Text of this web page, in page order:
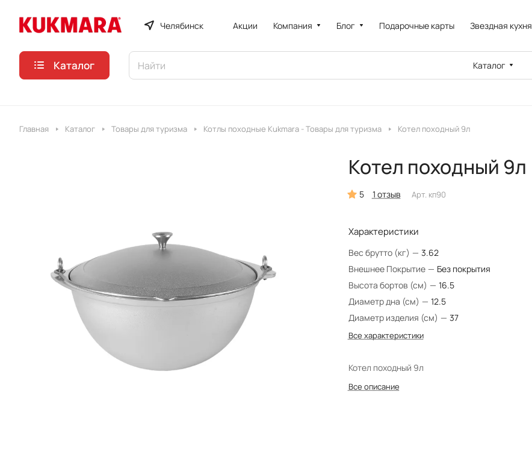
Челябинск Акции Компания Блог Подарочные карты Звездная кухня
Каталог Каталог
Главная Каталог Товары для туризма Котлы походные Kukmara - Товары для туризма Котел походный 9л
Котел походный 9л
5 1 отзыв Арт. кп90
Характеристики
Вес брутто (кг) — 3.62
Внешнее Покрытие — Без покрытия
Высота бортов (см) — 16.5
Диаметр дна (см) — 12.5
Диаметр изделия (см) — 37
Все характеристики
Котел походный 9л
Все описание